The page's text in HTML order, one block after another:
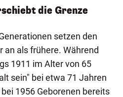
die Grenze
setzen den
an als frühere. Während
1911 im Alter von 65
sein" bei etwa 71 Jahren
1956 Geborenen bereits